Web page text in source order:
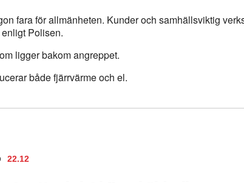
fara för allmänheten. Kunder och samhällsviktig
Polisen.
ligger bakom angreppet.
både fjärrvärme och el.
22.12